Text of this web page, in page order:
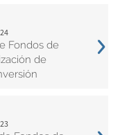
Fondos de
de